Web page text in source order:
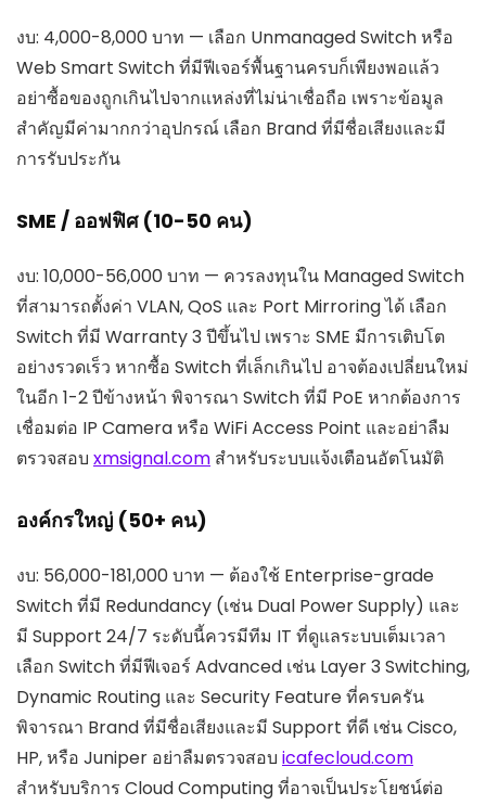
งบ: 4,000-8,000 บาท — เลือก Unmanaged Switch หรือ
Web Smart Switch ที่มีฟีเจอร์พื้นฐานครบก็เพียงพอแล้ว
อย่าซื้อของถูกเกินไปจากแหล่งที่ไม่น่าเชื่อถือ เพราะข้อมูล
สำคัญมีค่ามากกว่าอุปกรณ์ เลือก Brand ที่มีชื่อเสียงและมี
การรับประกัน
SME / ออฟฟิศ (10-50 คน)
งบ: 10,000-56,000 บาท — ควรลงทุนใน Managed Switch
ที่สามารถตั้งค่า VLAN, QoS และ Port Mirroring ได้ เลือก
Switch ที่มี Warranty 3 ปีขึ้นไป เพราะ SME มีการเติบโต
อย่างรวดเร็ว หากซื้อ Switch ที่เล็กเกินไป อาจต้องเปลี่ยนใหม่
ในอีก 1-2 ปีข้างหน้า พิจารณา Switch ที่มี PoE หากต้องการ
เชื่อมต่อ IP Camera หรือ WiFi Access Point และอย่าลืม
ตรวจสอบ xmsignal.com สำหรับระบบแจ้งเตือนอัตโนมัติ
องค์กรใหญ่ (50+ คน)
งบ: 56,000-181,000 บาท — ต้องใช้ Enterprise-grade
Switch ที่มี Redundancy (เช่น Dual Power Supply) และ
มี Support 24/7 ระดับนี้ควรมีทีม IT ที่ดูแลระบบเต็มเวลา
เลือก Switch ที่มีฟีเจอร์ Advanced เช่น Layer 3 Switching,
Dynamic Routing และ Security Feature ที่ครบครัน
พิจารณา Brand ที่มีชื่อเสียงและมี Support ที่ดี เช่น Cisco,
HP, หรือ Juniper อย่าลืมตรวจสอบ icafecloud.com
สำหรับบริการ Cloud Computing ที่อาจเป็นประโยชน์ต่อ